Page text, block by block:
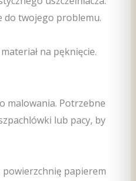
do twojego problemu.
na pęknięcie.
malowania. Potrzebne
lub pacy, by
papierem